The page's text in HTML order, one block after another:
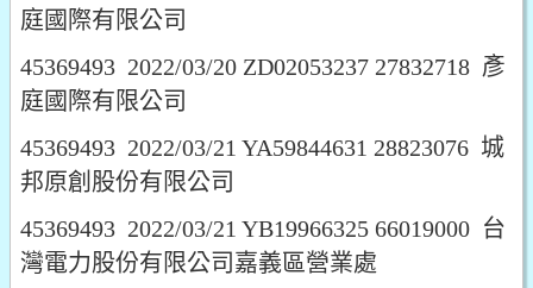
庭國際有限公司
45369493 2022/03/20 ZD02053237 27832718 彥
庭國際有限公司
45369493 2022/03/21 YA59844631 28823076 城
邦原創股份有限公司
45369493 2022/03/21 YB19966325 66019000 台
灣電力股份有限公司嘉義區營業處